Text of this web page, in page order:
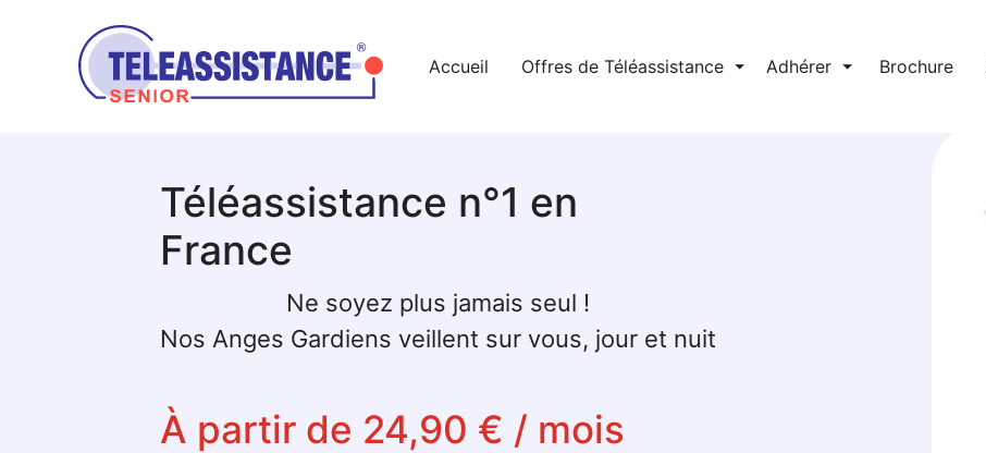
Accueil Offres de Téléassistance ⏷ Adhérer ⏷ Brochure
Téléassistance n°1 en
France
Ne soyez plus jamais seul !
Nos Anges Gardiens veillent sur vous, jour et nuit
À partir de 24,90 € / mois